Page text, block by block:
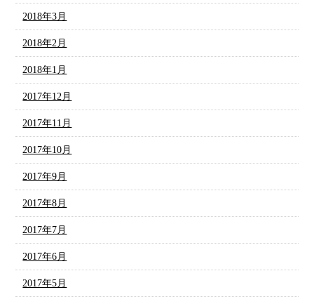
2018年3月
2018年2月
2018年1月
2017年12月
2017年11月
2017年10月
2017年9月
2017年8月
2017年7月
2017年6月
2017年5月